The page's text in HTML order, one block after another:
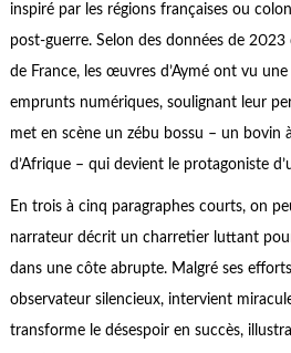
inspiré par les régions françaises ou
post-guerre. Selon des données de
de France, les œuvres d’Aymé ont vu
emprunts numériques, soulignant leur
met en scène un zébu bossu – un bovin
d’Afrique – qui devient le protagoniste
En trois à cinq paragraphes courts, on
narrateur décrit un charretier luttant
dans une côte abrupte. Malgré ses
observateur silencieux, intervient
transforme le désespoir en succès,